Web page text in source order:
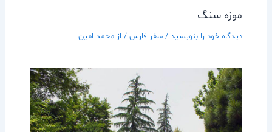
موزه سنگ
دیدگاه‌ خود را بنویسید / سفر فارس/ از محمد امین